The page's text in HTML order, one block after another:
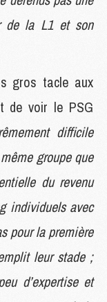
de la L1 et son
gros tacle aux
de voir le PSG
difficile
groupe que
du revenu
individuels avec
pour la première
leur stade ;
d’expertise et